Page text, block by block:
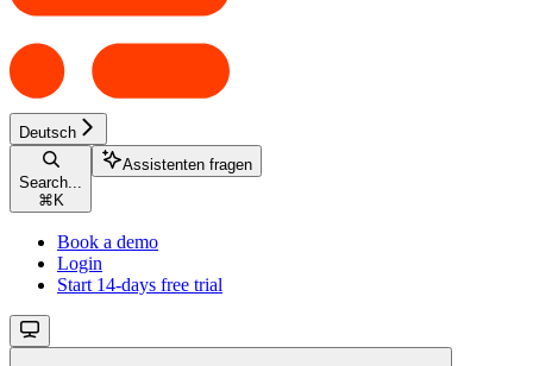
Deutsch
Search...
⌘ K
Assistenten fragen
Book a demo
Login
Start 14-days free trial